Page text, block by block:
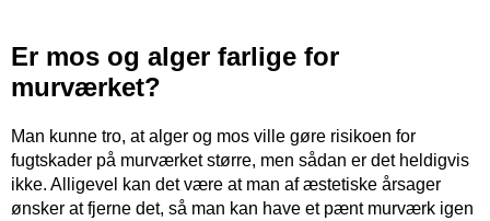
Er mos og alger farlige for
murværket?
Man kunne tro, at alger og mos ville gøre risikoen for
fugtskader på murværket større, men sådan er det heldigvis
ikke. Alligevel kan det være at man af æstetiske årsager
ønsker at fjerne det, så man kan have et pænt murværk igen